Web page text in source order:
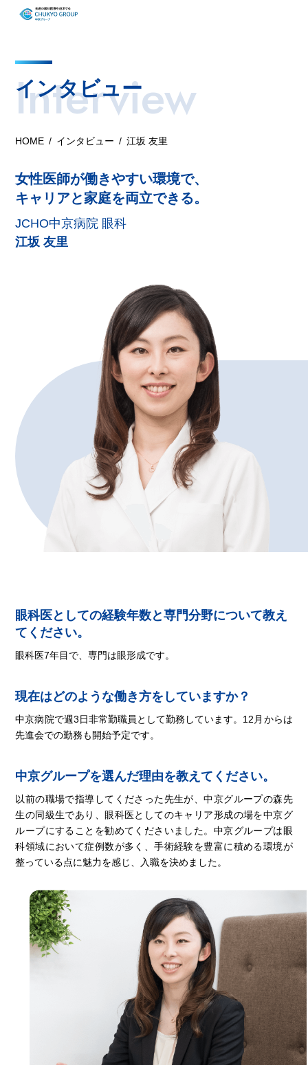
インタビュー
Interview
HOME インタビュー 江坂 友里
女性医師が働きやすい環境で、
キャリアと家庭を両立できる。
JCHO中京病院 眼科
江坂 友里
眼科医としての経験年数と専門分野について教え
てください。
眼科医7年目で、専門は眼形成です。
現在はどのような働き方をしていますか？
中京病院で週3日非常勤職員として勤務しています。12月からは
先進会での勤務も開始予定です。
中京グループを選んだ理由を教えてください。
以前の職場で指導してくださった先生が、中京グループの森先
生の同級生であり、眼科医としてのキャリア形成の場を中京グ
ループにすることを勧めてくださいました。中京グループは眼
科領域において症例数が多く、手術経験を豊富に積める環境が
整っている点に魅力を感じ、入職を決めました。